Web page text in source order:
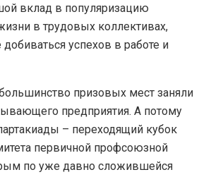
вклад в популяризацию
в трудовых коллективах,
успехов в работе и
призовых мест заняли
предприятия. А потому
– переходящий кубок
первичной профсоюзной
по уже давно сложившейся